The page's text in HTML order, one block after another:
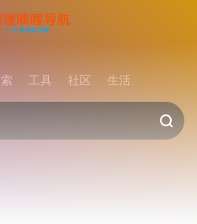
工具 社区 生活